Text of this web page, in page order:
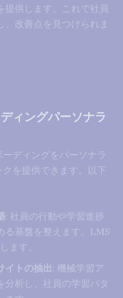
提供します。これで社員
、改善点を見つけられま
ィングパーソナラ
ディングをパーソナラ
を提供できます。以下
: 社員の行動や学習進捗
る基盤を整えます。LMS
ます。
イトの抽出: 機械学習ア
分析し、社員の学習パタ